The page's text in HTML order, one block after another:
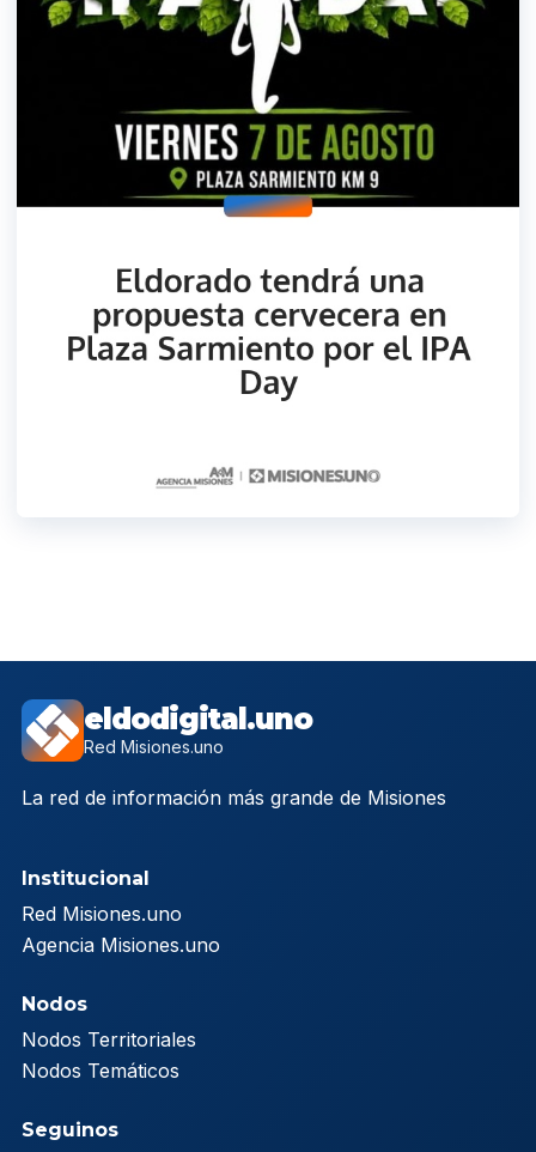
eldodigital.uno
Red Misiones.uno
La red de información más grande de Misiones
Institucional
Red Misiones.uno
Agencia Misiones.uno
Nodos
Nodos Territoriales
Nodos Temáticos
Seguinos